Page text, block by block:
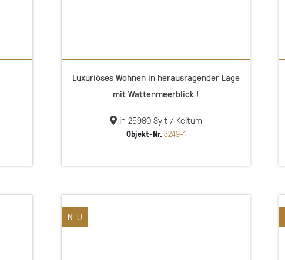
Luxuriöses Wohnen in herausragender Lage
mit Wattenmeerblick !
in 25980 Sylt / Keitum
Objekt-Nr. 3249-1
NEU